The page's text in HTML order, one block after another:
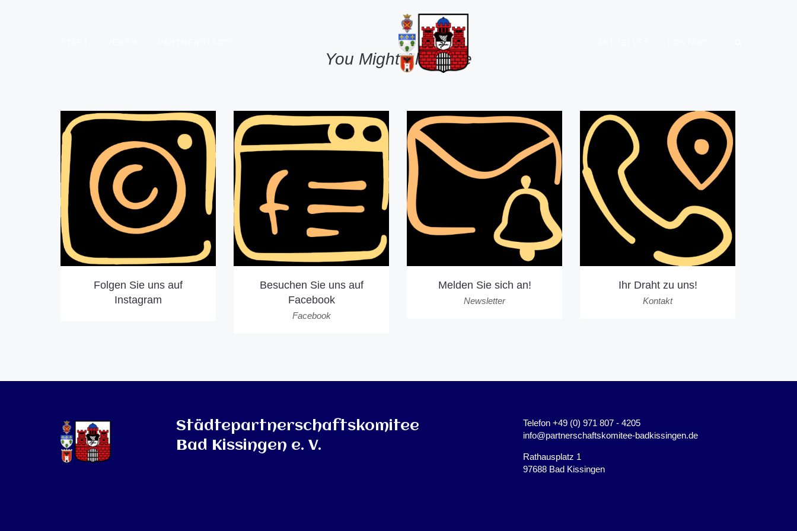
You Might Also Like
Folgen Sie uns auf
Instagram
Besuchen Sie uns auf
Facebook
Facebook
Melden Sie sich an!
Newsletter
Ihr Draht zu uns!
Kontakt
Städtepartnerschaftskomitee
Bad Kissingen e. V.
Telefon +49 (0) 971 807 - 4205
info@partnerschaftskomitee-badkissingen.de
Rathausplatz 1
97688 Bad Kissingen